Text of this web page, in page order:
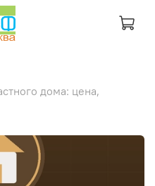
дома: цена,